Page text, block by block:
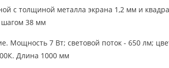
с толщиной металла экрана 1,2 мм и
38 мм
Мощность 7 Вт; световой поток - 650 лм;
Длина 1000 мм